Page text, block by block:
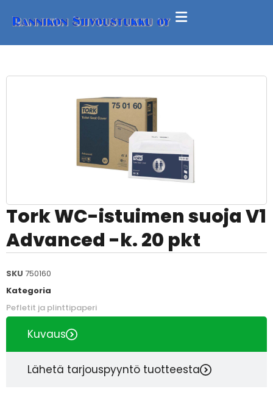
Tork WC-istuimen suoja V1
Advanced -k. 20 pkt
SKU 750160
Kategoria
Pefletit ja plinttipaperi
Kuvaus
Lähetä tarjouspyyntö tuotteesta